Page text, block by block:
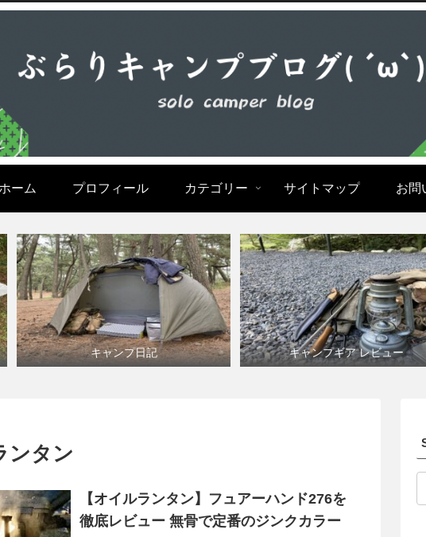
ホーム プロフィール カテゴリー サイトマップ お問
キャンプ日記 キャンプギア レビュー
ンタン
【オイルランタン】フュアーハンド276を
徹底レビュー 無骨で定番のジンクカラー